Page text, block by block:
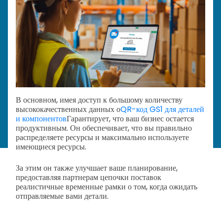
В основном, имея доступ к большому количеству
высококачественных данных оQR-код GS1 для деталей
и компонентовГарантирует, что ваш бизнес остается
продуктивным. Он обеспечивает, что вы правильно
распределяете ресурсы и максимально используете
имеющиеся ресурсы.
За этим он также улучшает ваше планирование,
предоставляя партнерам цепочки поставок
реалистичные временные рамки о том, когда ожидать
отправляемые вами детали.